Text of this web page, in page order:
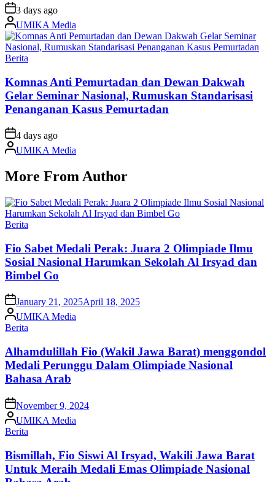
on3 days ago
Posted
by
UMIKA Media
Posted
Berita
Komnas Anti Pemurtadan dan Dewan Dakwah
Gelar Seminar Nasional, Rumuskan Standarisasi
Penanganan Kasus Pemurtadan
on4 days ago
Posted
by
UMIKA Media
More From Author
Posted
Berita
Fio Sabet Medali Perak: Juara 2 Olimpiade Ilmu
Sosial Nasional Harumkan Sekolah Al Irsyad dan
Bimbel Go
onJanuary 21, 2025April 18, 2025
Posted
by
UMIKA Media
Posted
Berita
Alhamdulillah Fio (Wakil Jawa Barat) menggondol
Medali Perunggu Dalam Olimpiade Nasional
Bahasa Arab
onNovember 9, 2024
Posted
by
UMIKA Media
Posted
Berita
Bismillah, Fio Siswi Al Irsyad, Wakili Jawa Barat
Untuk Meraih Medali Emas Olimpiade Nasional